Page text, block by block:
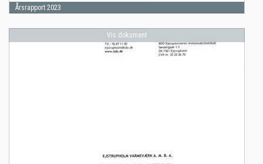
Årsrapport 2023
Vis dokument